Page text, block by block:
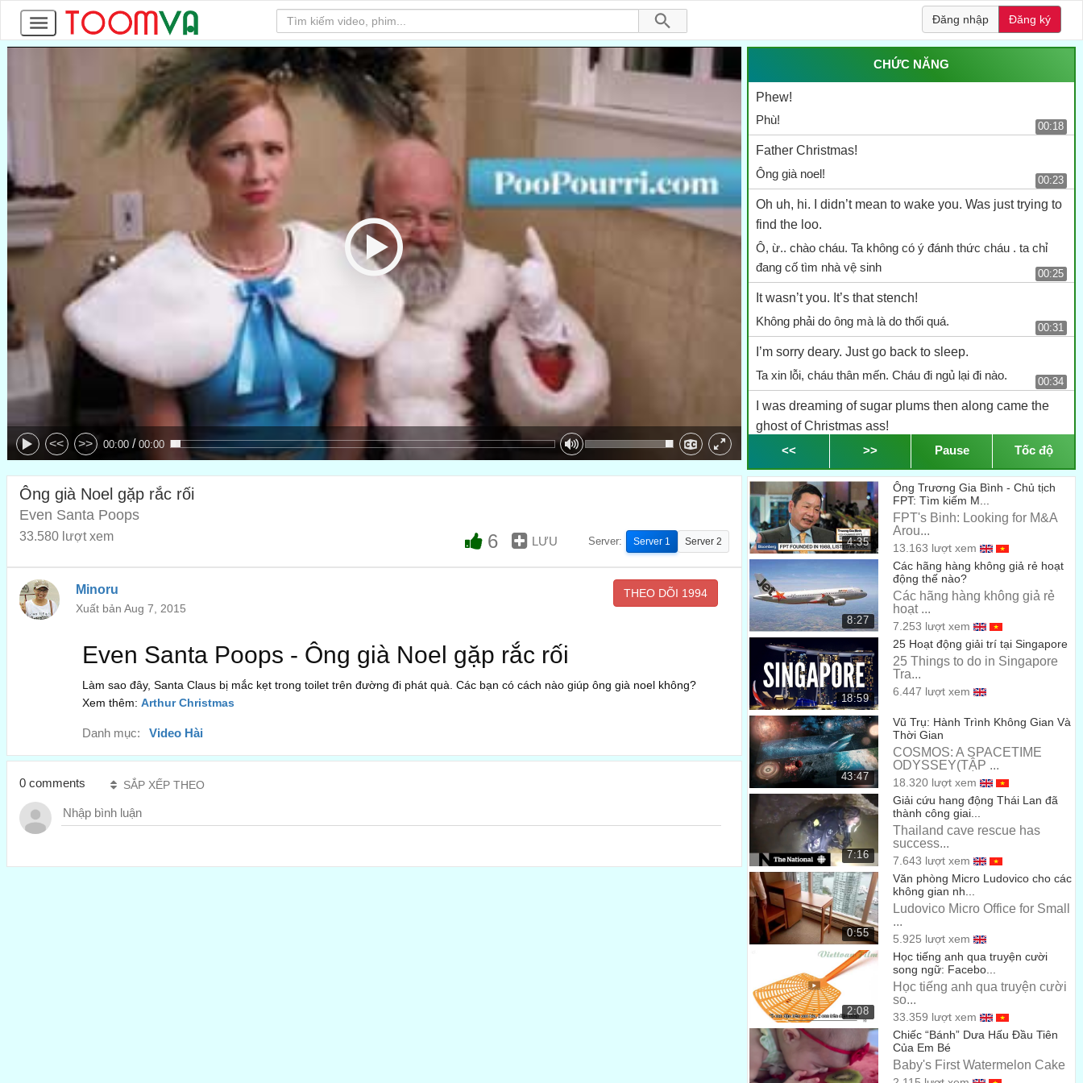
Đăng nhập Đăng ký
<< >> 00:00 / 00:00
CHỨC NĂNG
Phew!
Phù!
00:18
Father Christmas!
Ông già noel!
00:23
Oh uh, hi. I didn’t mean to wake you. Was just trying to
find the loo.
Ô, ừ.. chào cháu. Ta không có ý đánh thức cháu . ta chỉ
đang cố tìm nhà vệ sinh
00:25
It wasn’t you. It’s that stench!
Không phải do ông mà là do thối quá.
00:31
I’m sorry deary. Just go back to sleep.
Ta xin lỗi, cháu thân mến. Cháu đi ngủ lại đi nào.
00:34
I was dreaming of sugar plums then along came the
ghost of Christmas ass!
Cháu đang mơ thấy mận đường thì cái thứ kinh khủng của
ông theo đến.
00:36
Listen just give me a second, okay? And I’ll wrap this
right up.
Nghe này, hãy cho ta một giây và sau đó ta sẽ xong ngay.
What is that smell?
Mùi gì kinh vậy?
00:44
Oh geez not again…
Ôi không, lại nữa rồi..
00:47
Holy Saint Nicholas!
Thánh Nicholas thiêng liêng!
Please, girls. go back to bed.
Ôi thôi nào, các cô gái hãy trở lại giường của mình đi nào
He’s dropping yule logs down his chimney.
Ông ấy đang giải quyết mớ lùng bùng trong bụng mình.
Come on! Now a little privacy would be great.
Thôi nào! Bây giờ một chút riêng tư sẽ rất tuyệt đấy
00:53
I’ve been holding this thing since Dubai.
Ta đã cố kìm nén những thứ này từ lúc ở Dubai.
The whole house smells like a gingerbread
manslaughter.
Cả căn nhà có mùi giống như mùi bánh gừng thiu
I’m sorry. it’s the milk and cookies, okay? Every year,
destroys me.
Ta xin lỗi… đó là tại sữa và bánh quy..ừm, đang hành hạ ta
<< >> Pause Tốc độ
Ông già Noel gặp rắc rối
Even Santa Poops
33.580 lượt xem 6 LƯU Server: Server 1 Server 2
Minoru
Xuất bản Aug 7, 2015
THEO DÕI 1994
Even Santa Poops - Ông già Noel gặp rắc rối
Làm sao đây, Santa Claus bị mắc kẹt trong toilet trên đường đi phát quà. Các bạn có cách nào giúp ông già noel không?
Xem thêm: Arthur Christmas
Danh mục: Video Hài
4:35
Ông Trương Gia Bình - Chủ tịch
FPT: Tìm kiếm M...
FPT's Binh: Looking for M&A
Arou...
13.163 lượt xem
8:27
Các hãng hàng không giả rẻ hoạt
động thế nào?
Các hãng hàng không giả rẻ
hoạt ...
7.253 lượt xem
18:59
25 Hoạt động giải trí tại Singapore
25 Things to do in Singapore
Tra...
6.447 lượt xem
43:47
13
Vũ Trụ: Hành Trình Không Gian Và
Thời Gian
COSMOS: A SPACETIME
ODYSSEY(TẬP ...
18.320 lượt xem
7:16
Giải cứu hang động Thái Lan đã
thành công giai...
Thailand cave rescue has
success...
7.643 lượt xem
0:55
Văn phòng Micro Ludovico cho các
không gian nh...
Ludovico Micro Office for Small
...
5.925 lượt xem
2:08
Học tiếng anh qua truyện cười
song ngữ: Facebo...
Học tiếng anh qua truyện cười
so...
33.359 lượt xem
Chiếc “Bánh” Dưa Hấu Đầu Tiên
Của Em Bé
Baby's First Watermelon Cake
0 comments SẮP XẾP THEO